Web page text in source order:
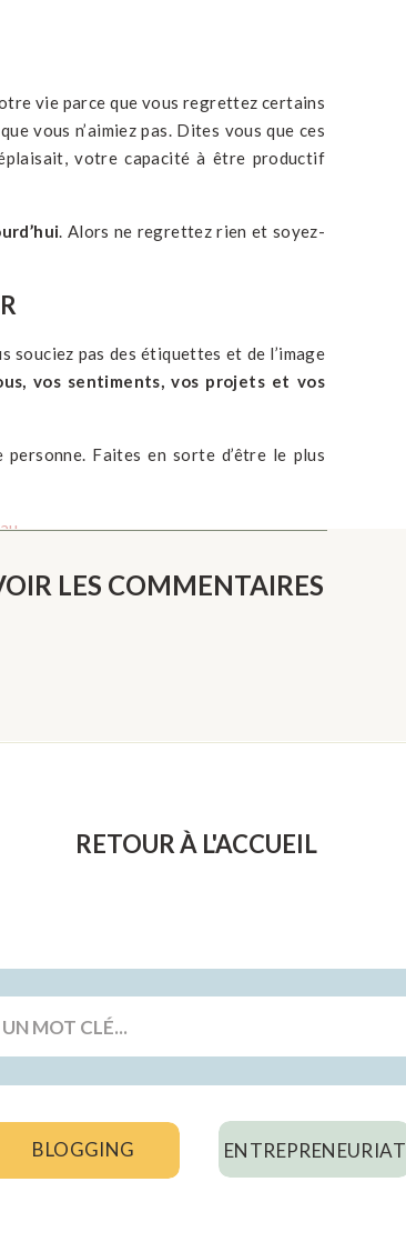
vie parce que vous regrettez certains
vous n’aimiez pas. Dites vous que ces
votre capacité à être productif
. Alors ne regrettez rien et soyez-
souciez pas des étiquettes et de l’image
vos sentiments, vos projets et vos
Faites en sorte d’être le plus
en période de doutes ?
LES COMMENTAIRES
RETOUR À L'ACCUEIL
BLOGGING ENTREPRENEURIAT